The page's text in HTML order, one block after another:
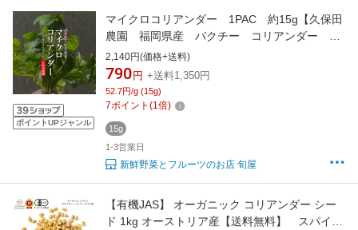
ポイントUPジャンル
マイクロコリアンダー 1PAC 約15g【久保田
農園 福岡県産 パクチー コリアンダー 野
菜 珍しい野菜】
2,140円(価格+送料)
790 円 +送料1,350円
52.7円/g (15g)
7ポイント (1倍)
15g
1-3営業日
新鮮野菜とフルーツのお店 旬屋
【有機JAS】 オーガニック コリアンダー シー
ド 1kg オーストリア産【送料無料】 スパイス